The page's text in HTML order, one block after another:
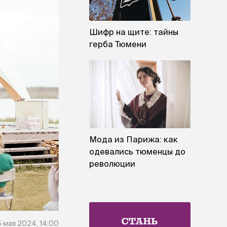
мая 2024, 14:00
Шифр на щите: тайны
герба Тюмени
Мода из Парижа: как
одевались тюменцы до
революции